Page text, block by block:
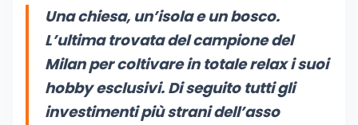
Una chiesa, un’isola e un bosco.
L’ultima trovata del campione del
Milan per coltivare in totale relax i suoi
hobby esclusivi. Di seguito tutti gli
investimenti più strani dell’asso